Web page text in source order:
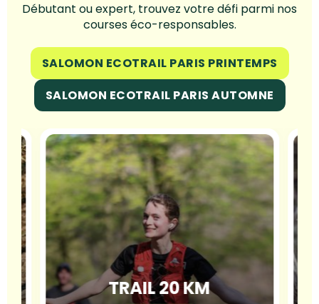
Débutant ou expert, trouvez votre défi parmi nos
courses éco-responsables.
SALOMON ECOTRAIL PARIS PRINTEMPS
SALOMON ECOTRAIL PARIS AUTOMNE
TRAIL 20 KM